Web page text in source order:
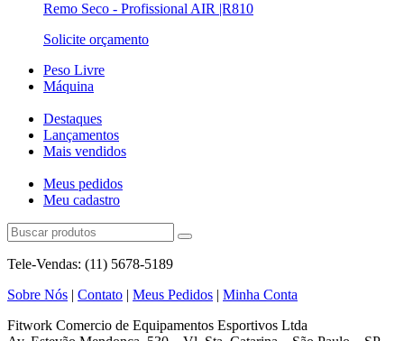
Remo Seco - Profissional AIR |R810
Solicite orçamento
Peso Livre
Máquina
Destaques
Lançamentos
Mais vendidos
Meus pedidos
Meu cadastro
Tele-Vendas: (11) 5678-5189
Sobre Nós | Contato | Meus Pedidos | Minha Conta
Fitwork Comercio de Equipamentos Esportivos Ltda